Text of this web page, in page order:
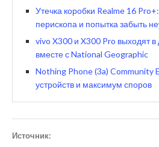
Утечка коробки Realme 16
перископа и попытка забыть
vivo X300 и X300 Pro выходят
вместе с National Geographic
Nothing Phone (3a) Community
устройств и максимум споров
Источник: